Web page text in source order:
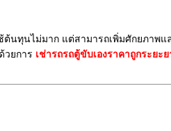
ต้นทุนไม่มาก แต่สามารถเพิ่มศักยภา
วยการ เช่ารถรถตู้ขับเองราคาถูกระยะ